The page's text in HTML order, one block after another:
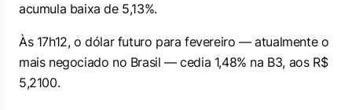
acumula baixa de 5,13%.
Às 17h12, o dólar futuro para fevereiro — atualmente o
mais negociado no Brasil — cedia 1,48% na B3, aos R$
5,2100.